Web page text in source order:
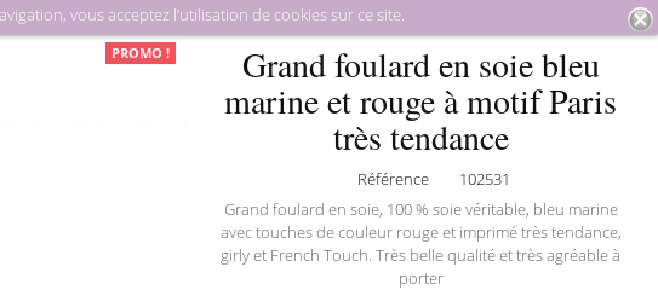
vous acceptez l’utilisation de cookies sur ce site.
Foulards
tendance
PROMO ! Grand foulard en soie bleu
marine et rouge à motif Paris
très tendance
Référence
102531
Grand foulard en soie, 100 % soie véritable, bleu marine
avec touches de couleur rouge et imprimé très tendance,
girly et French Touch. Très belle qualité et très agréable à
porter